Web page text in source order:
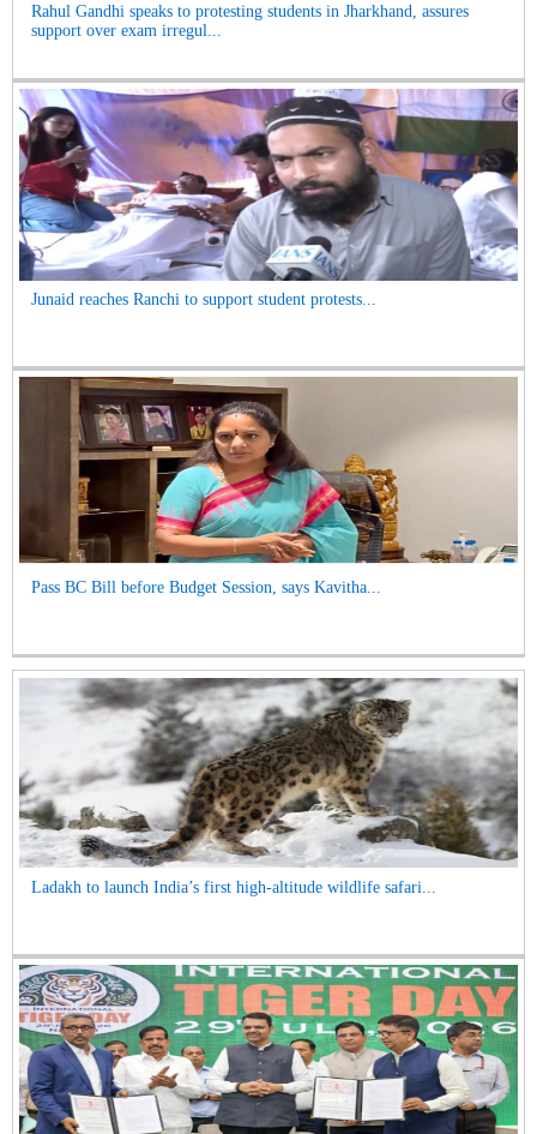
Rahul Gandhi speaks to protesting students in Jharkhand, assures
support over exam irregul...
Junaid reaches Ranchi to support student protests...
Pass BC Bill before Budget Session, says Kavitha...
Ladakh to launch India’s first high-altitude wildlife safari...